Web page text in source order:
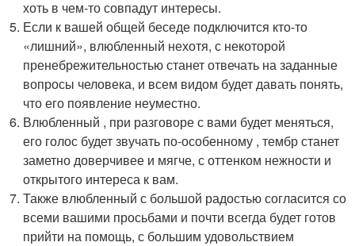
хоть в чем-то совпадут интересы.
Если к вашей общей беседе подключится кто-то
«лишний», влюбленный нехотя, с некоторой
пренебрежительностью станет отвечать на заданные
вопросы человека, и всем видом будет давать понять,
что его появление неуместно.
Влюбленный , при разговоре с вами будет меняться,
его голос будет звучать по-особенному , тембр станет
заметно доверчивее и мягче, с оттенком нежности и
открытого интереса к вам.
Также влюбленный с большой радостью согласится со
всеми вашими просьбами и почти всегда будет готов
прийти на помощь, с большим удовольствием